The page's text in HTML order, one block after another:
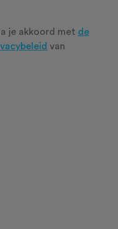
je akkoord met de
van